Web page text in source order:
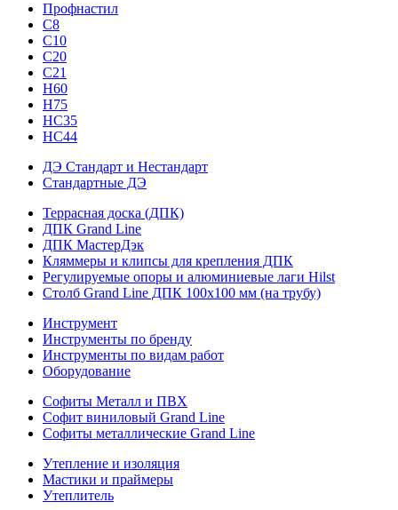
Профнастил
С8
С10
С20
С21
H60
H75
HС35
НС44
ДЭ Стандарт и Нестандарт
Стандартные ДЭ
Террасная доска (ДПК)
ДПК Grand Line
ДПК МастерДэк
Кляммеры и клипсы для крепления ДПК
Регулируемые опоры и алюминиевые лаги Hilst
Столб Grand Line ДПК 100х100 мм (на трубу)
Инструмент
Инструменты по бренду
Инструменты по видам работ
Оборудование
Софиты Металл и ПВХ
Софит виниловый Grand Line
Софиты металлические Grand Line
Утепление и изоляция
Мастики и праймеры
Утеплитель